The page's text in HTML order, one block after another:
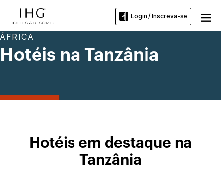
Login / Inscreva-se
ÁFRICA
Hotéis na Tanzânia
Hotéis em destaque na
Tanzânia